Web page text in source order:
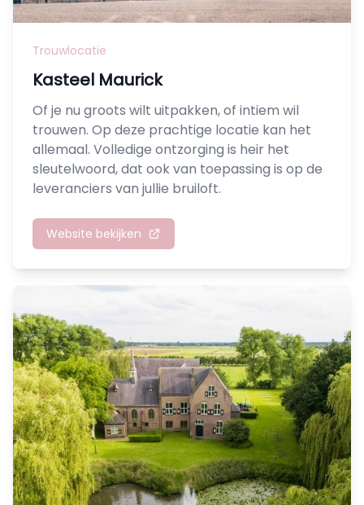
Trouwlocatie
Kasteel Maurick
Of je nu groots wilt uitpakken, of intiem wil
trouwen. Op deze prachtige locatie kan het
allemaal. Volledige ontzorging is heir het
sleutelwoord, dat ook van toepassing is op de
leveranciers van jullie bruiloft.
Website bekijken